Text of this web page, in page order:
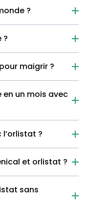
?
?
maigrir ?
un mois avec
?
et orlistat ?
sans